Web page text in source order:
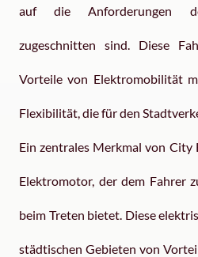
auf die Anforderungen
zugeschnitten sind. Diese
Vorteile von Elektromobilität
Flexibilität, die für den
Ein zentrales Merkmal von
Elektromotor, der dem Fahrer
beim Treten bietet. Diese
städtischen Gebieten von